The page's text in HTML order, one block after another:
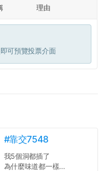
理由
即可預覽投票介面
#靠交7548
我5個洞都插了
為什麼味道都一樣...